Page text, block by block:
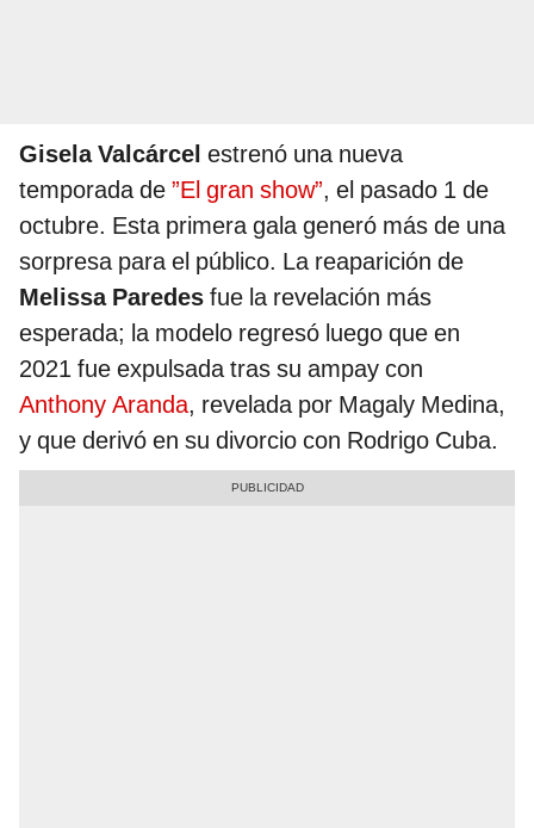
Gisela Valcárcel estrenó una nueva
temporada de ”El gran show”, el pasado 1 de
octubre. Esta primera gala generó más de una
sorpresa para el público. La reaparición de
Melissa Paredes fue la revelación más
esperada; la modelo regresó luego que en
2021 fue expulsada tras su ampay con
Anthony Aranda, revelada por Magaly Medina,
y que derivó en su divorcio con Rodrigo Cuba.